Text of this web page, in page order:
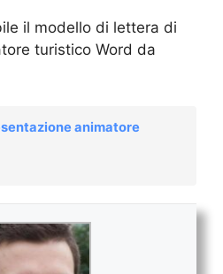
il modello di lettera di
turistico Word da
animatore